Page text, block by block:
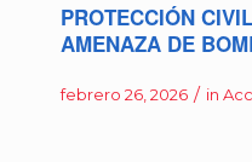
PROTECCIÓN
AMENAZA DE
febrero 26, 2026 / in